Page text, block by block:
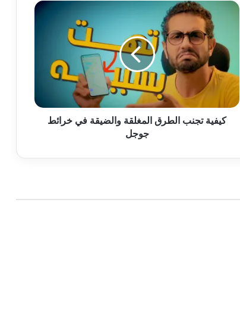
كيفية
المغلقة
والضيقة
خرائط
كيفية تجنب الطرق المغلقة والضيقة في خرائط
جوجل